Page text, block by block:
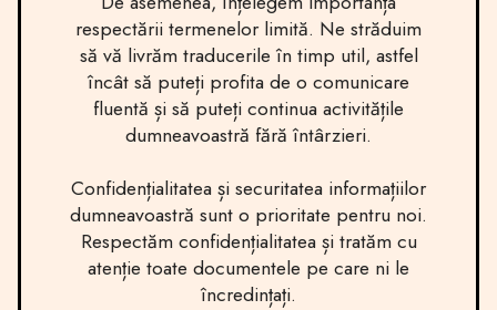
respectării termenelor limită. Ne străduim
să vă livrăm traducerile în timp util, astfel
încât să puteți profita de o comunicare
fluentă și să puteți continua activitățile
dumneavoastră fără întârzieri.
Confidențialitatea și securitatea informațiilor
dumneavoastră sunt o prioritate pentru noi.
Respectăm confidențialitatea și tratăm cu
atenție toate documentele pe care ni le
încredințați.